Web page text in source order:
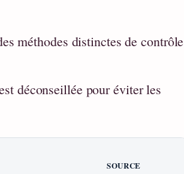
méthodes distinctes de contrôle
déconseillée pour éviter les
SOURCE